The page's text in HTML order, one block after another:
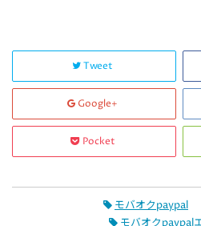
Tweet
Google+
Pocket
モバオクpaypal
モバオクpaypal